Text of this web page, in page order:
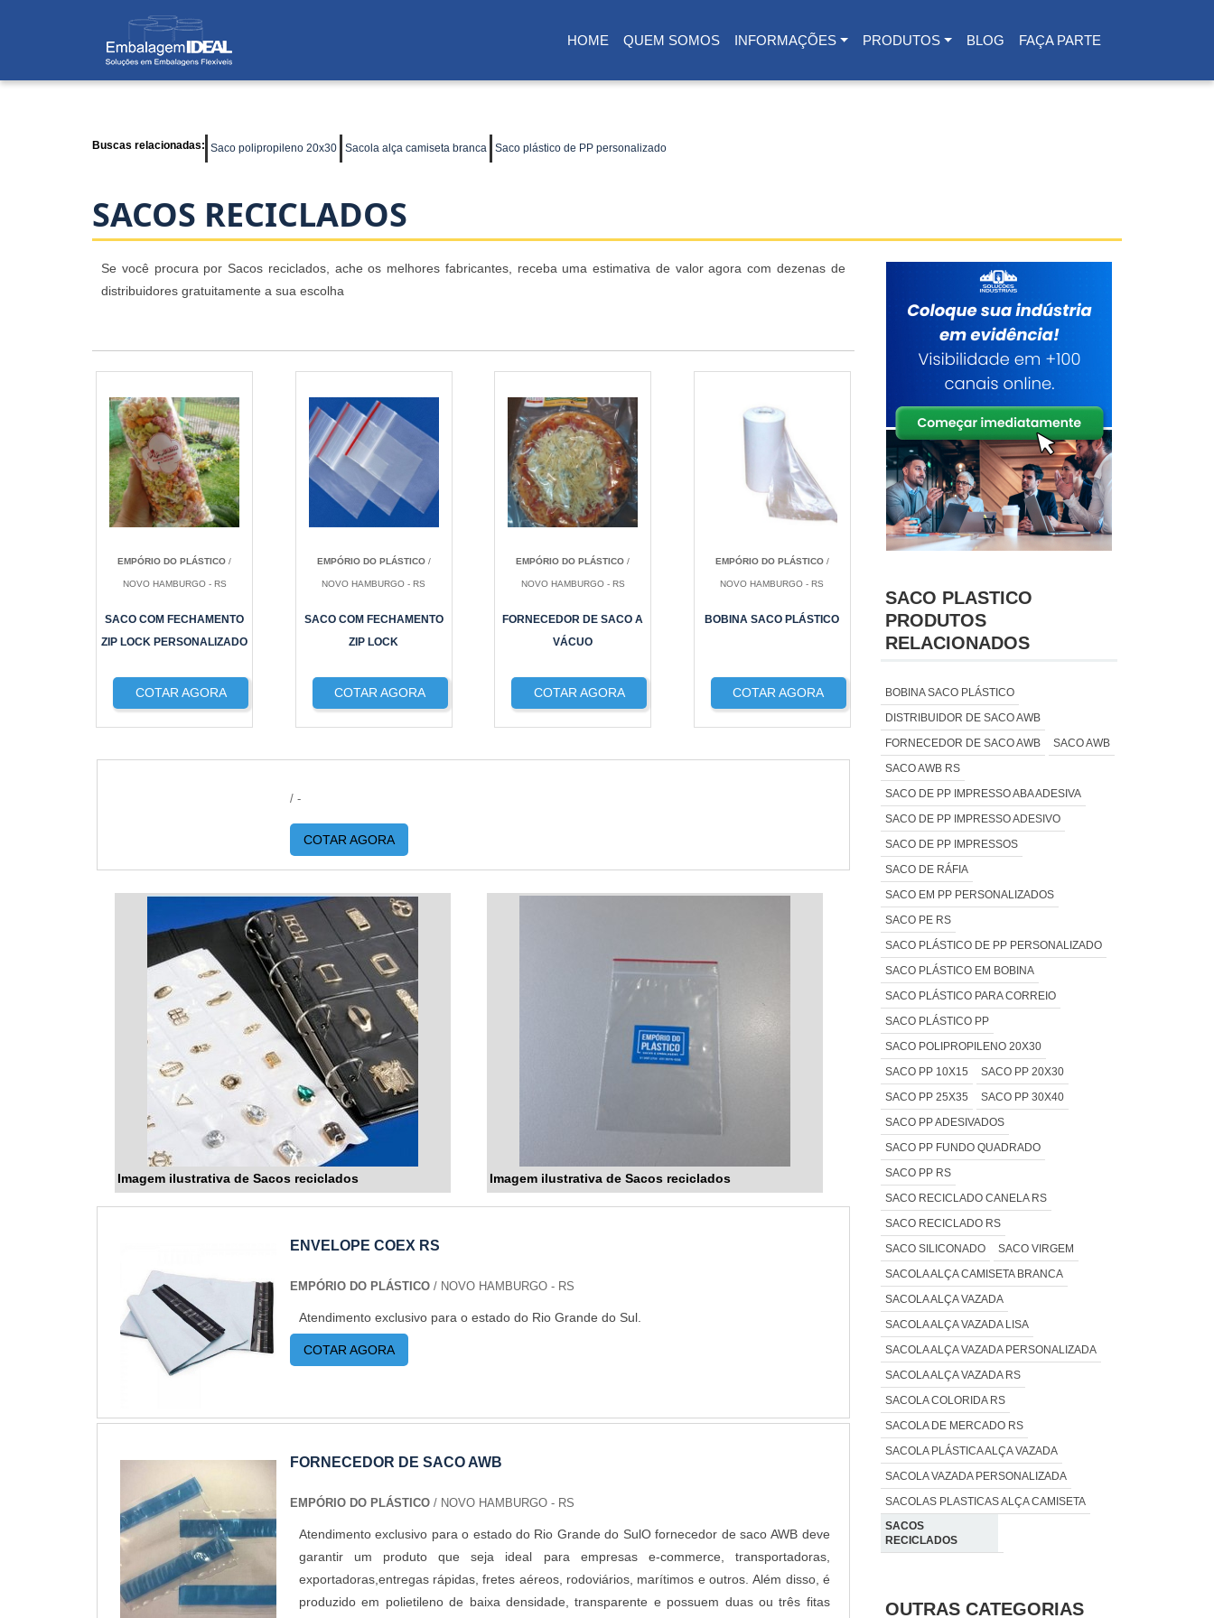
HOME
(CURRENT)
QUEM SOMOS INFORMAÇÕES PRODUTOS BLOG FAÇA PARTE
Buscas relacionadas: Saco polipropileno 20x30 Sacola alça camiseta branca Saco plástico de PP personalizado
SACOS RECICLADOS
Se você procura por Sacos reciclados, ache os melhores fabricantes, receba uma estimativa de valor agora com dezenas de
distribuidores gratuitamente a sua escolha
EMPÓRIO DO PLÁSTICO /
NOVO HAMBURGO - RS
SACO COM FECHAMENTO
ZIP LOCK PERSONALIZADO
COTAR AGORA
EMPÓRIO DO PLÁSTICO/
NOVO HAMBURGO - RS
SACO COM FECHAMENTO
ZIP LOCK
COTAR AGORA
EMPÓRIO DO PLÁSTICO /
NOVO HAMBURGO - RS
FORNECEDOR DE SACO A
VÁCUO
COTAR AGORA
EMPÓRIO DO PLÁSTICO/
NOVO HAMBURGO - RS
BOBINA SACO PLÁSTICO
COTAR AGORA
/ -
COTAR AGORA
Imagem ilustrativa de Sacos reciclados Imagem ilustrativa de Sacos reciclados
ENVELOPE COEX RS
EMPÓRIO DO PLÁSTICO/ NOVO HAMBURGO - RS
Atendimento exclusivo para o estado do Rio Grande do Sul.
COTAR AGORA
FORNECEDOR DE SACO AWB
EMPÓRIO DO PLÁSTICO/ NOVO HAMBURGO - RS
Atendimento exclusivo para o estado do Rio Grande do SulO fornecedor de saco AWB deve
garantir um produto que seja ideal para empresas e-commerce, transportadoras,
exportadoras,entregas rápidas, fretes aéreos, rodoviários, marítimos e outros. Além disso, é
produzido em polietileno de baixa densidade, transparente e possuem duas ou três fitas
SACO PLASTICO
PRODUTOS
RELACIONADOS
BOBINA SACO PLÁSTICO
DISTRIBUIDOR DE SACO AWB
FORNECEDOR DE SACO AWB
SACO AWB
SACO AWB RS
SACO DE PP IMPRESSO ABA ADESIVA
SACO DE PP IMPRESSO ADESIVO
SACO DE PP IMPRESSOS
SACO DE RÁFIA
SACO EM PP PERSONALIZADOS
SACO PE RS
SACO PLÁSTICO DE PP PERSONALIZADO
SACO PLÁSTICO EM BOBINA
SACO PLÁSTICO PARA CORREIO
SACO PLÁSTICO PP
SACO POLIPROPILENO 20X30
SACO PP 10X15
SACO PP 20X30
SACO PP 25X35
SACO PP 30X40
SACO PP ADESIVADOS
SACO PP FUNDO QUADRADO
SACO PP RS
SACO RECICLADO CANELA RS
SACO RECICLADO RS
SACO SILICONADO
SACO VIRGEM
SACOLA ALÇA CAMISETA BRANCA
SACOLA ALÇA VAZADA
SACOLA ALÇA VAZADA LISA
SACOLA ALÇA VAZADA PERSONALIZADA
SACOLA ALÇA VAZADA RS
SACOLA COLORIDA RS
SACOLA DE MERCADO RS
SACOLA PLÁSTICA ALÇA VAZADA
SACOLA VAZADA PERSONALIZADA
SACOLAS PLASTICAS ALÇA CAMISETA
SACOS
RECICLADOS
OUTRAS CATEGORIAS